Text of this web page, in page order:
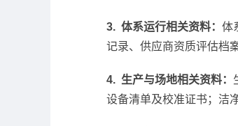
3. 体系运行相关资料： 体
记录、供应商资质评估档
4. 生产与场地相关资料：
设备清单及校准证书；洁